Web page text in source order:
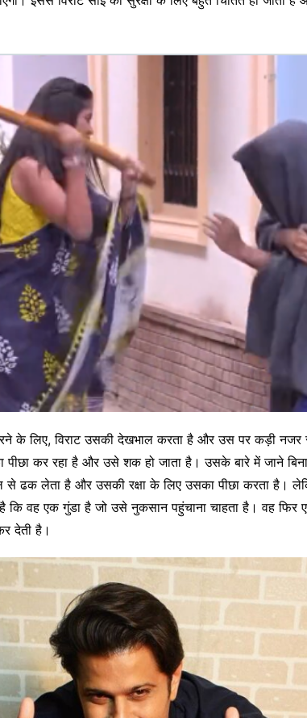
के लिए, विराट उसकी देखभाल करता है और उस पर कड़ी नजर
पीछा कर रहा है और उसे शक हो जाता है। उसके बारे में जाने
से ढक लेता है और उसकी रक्षा के लिए उसका पीछा करता है।
कि वह एक गुंडा है जो उसे नुकसान पहुंचाना चाहता है। वह
देती है।